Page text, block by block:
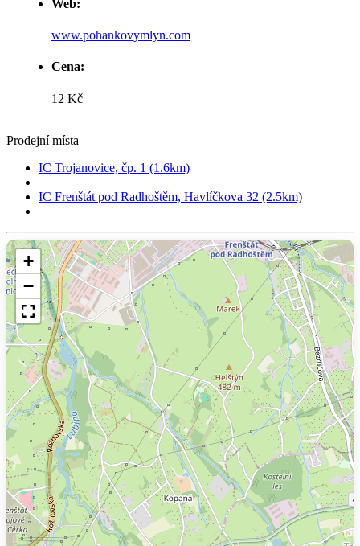
Web:
www.pohankovymlyn.com
Cena:
12 Kč
Prodejní místa
IC Trojanovice, čp. 1 (1.6km)
IC Frenštát pod Radhoštěm, Havlíčkova 32 (2.5km)
+
−